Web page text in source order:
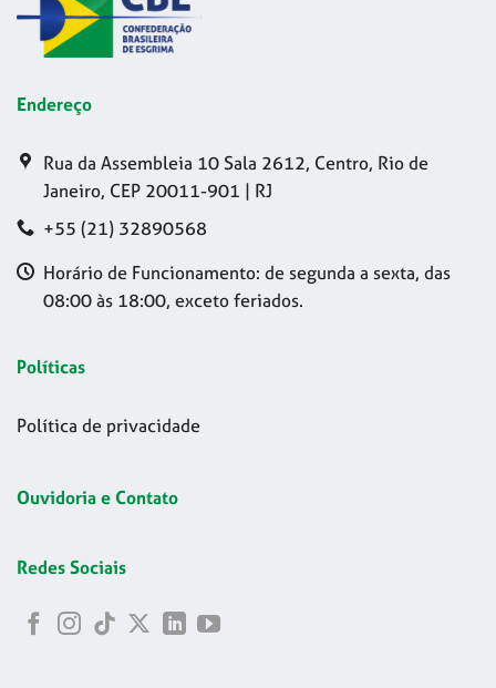
Endereço
Rua da Assembleia 10 Sala 2612, Centro, Rio de
Janeiro, CEP 20011-901 | RJ
+55 (21) 32890568
Horário de Funcionamento: de segunda a sexta, das
08:00 às 18:00, exceto feriados.
Políticas
Política de privacidade
Ouvidoria e Contato
Redes Sociais